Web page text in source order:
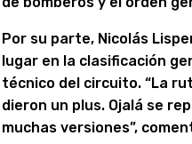
Por su parte, Nicolás
lugar en la clasificación
técnico del circuito. “La
dieron un plus. Ojalá se
muchas versiones”,